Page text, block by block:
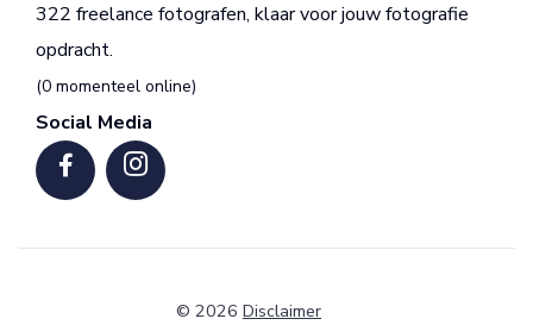
322 freelance fotografen, klaar voor jouw fotografie
opdracht.
(0 momenteel online)
Social Media
© 2026 Disclaimer